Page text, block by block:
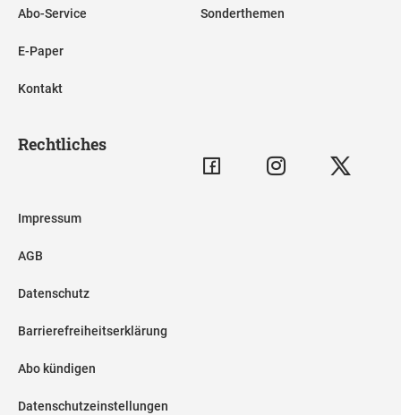
Abo-Service
E-Paper
Kontakt
Sonderthemen
Rechtliches
Impressum
AGB
Datenschutz
Barrierefreiheitserklärung
Abo kündigen
Datenschutzeinstellungen